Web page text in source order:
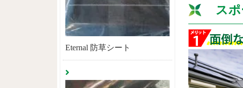
スポ
Eternal 防草シート